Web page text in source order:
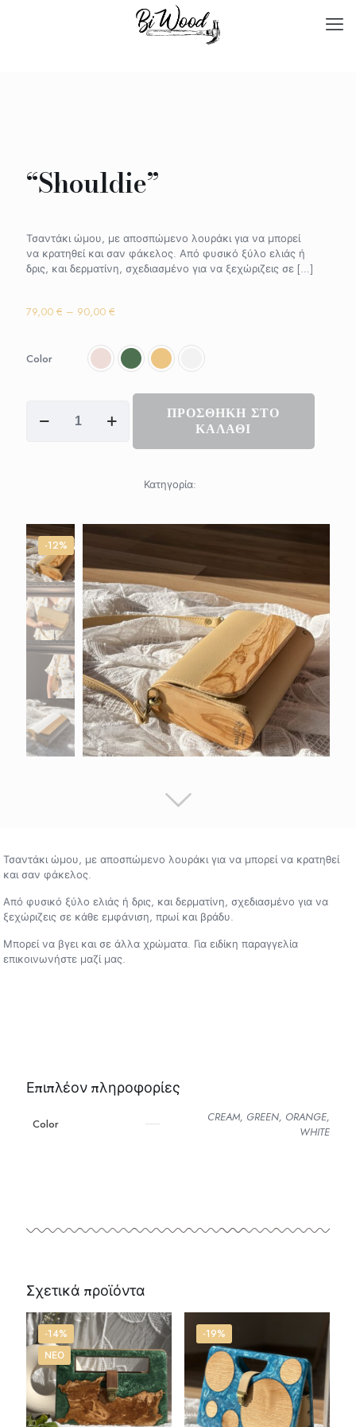
“Shouldie”
Τσαντάκι ώμου, με αποσπώμενο λουράκι για να μπορεί
να κρατηθεί και σαν φάκελος. Από φυσικό ξύλο ελιάς ή
δρις, και δερματίνη, σχεδιασμένο για να ξεχώριζεις σε […]
79,00 € – 90,00 €
79,00 €
through
90,00 €
Color
ποσότητα
ΠΡΟΣΘΗΚΗ ΣΤΟ
ΚΑΛΑΘΙ
Κατηγορία:
-12%
Τσαντάκι ώμου, με αποσπώμενο λουράκι για να μπορεί να κρατηθεί
και σαν φάκελος.
Από φυσικό ξύλο ελιάς ή δρις, και δερματίνη, σχεδιασμένο για να
ξεχώριζεις σε κάθε εμφάνιση, πρωί και βράδυ.
Μπορεί να βγει και σε άλλα χρώματα. Για ειδίκη παραγγελία
επικοινωνήστε μαζί μας.
Επιπλέον πληροφορίες
Color
CREAM, GREEN, ORANGE,
WHITE
Σχετικά προϊόντα
-14%
ΝΕΟ
-19%